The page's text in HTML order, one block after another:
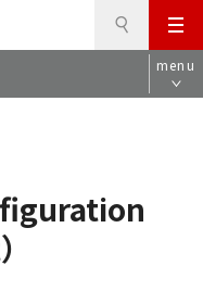
メ
ニ
ュ
menu